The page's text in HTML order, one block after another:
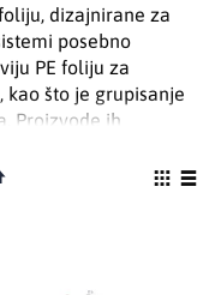
dizajnirane za
posebno
PE foliju za
kao što je grupisanje
Proizvode ih
Podesite